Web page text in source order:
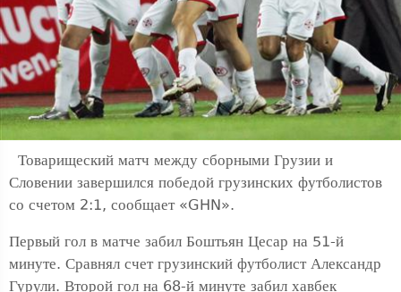
Товарищеский матч между сборными Грузии и
Словении завершился победой грузинских футболистов
со счетом 2:1, сообщает «GHN».
Первый гол в матче забил Боштьян Цесар на 51-й
минуте. Сравнял счет грузинский футболист Александр
Гурули. Второй гол на 68-й минуте забил хавбек